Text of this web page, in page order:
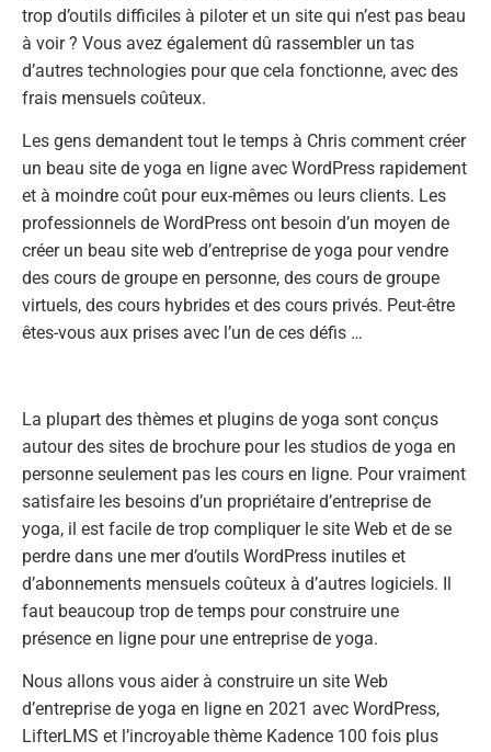
trop d’outils difficiles à piloter et un site qui n’est pas beau
à voir ? Vous avez également dû rassembler un tas
d’autres technologies pour que cela fonctionne, avec des
frais mensuels coûteux.
Les gens demandent tout le temps à Chris comment créer
un beau site de yoga en ligne avec WordPress rapidement
et à moindre coût pour eux-mêmes ou leurs clients. Les
professionnels de WordPress ont besoin d’un moyen de
créer un beau site web d’entreprise de yoga pour vendre
des cours de groupe en personne, des cours de groupe
virtuels, des cours hybrides et des cours privés. Peut-être
êtes-vous aux prises avec l’un de ces défis …
La plupart des thèmes et plugins de yoga sont conçus
autour des sites de brochure pour les studios de yoga en
personne seulement pas les cours en ligne. Pour vraiment
satisfaire les besoins d’un propriétaire d’entreprise de
yoga, il est facile de trop compliquer le site Web et de se
perdre dans une mer d’outils WordPress inutiles et
d’abonnements mensuels coûteux à d’autres logiciels. Il
faut beaucoup trop de temps pour construire une
présence en ligne pour une entreprise de yoga.
Nous allons vous aider à construire un site Web
d’entreprise de yoga en ligne en 2021 avec WordPress,
LifterLMS et l’incroyable thème Kadence 100 fois plus